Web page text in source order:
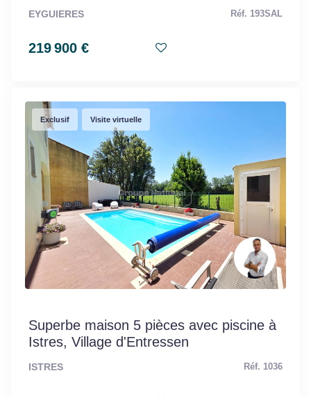
EYGUIERES Réf. 193SAL
219 900 €
Exclusif Visite virtuelle
Superbe maison 5 pièces avec piscine à
Istres, Village d'Entressen
ISTRES Réf. 1036